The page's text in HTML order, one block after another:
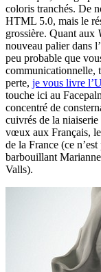
coloris tranchés. De
HTML 5.0, mais le
grossière. Quant aux
nouveau palier dans
peu probable que
communicationnelle,
perte, je vous livre
touche ici au
concentré de
cuivrés de la
vœux aux Français,
de la France (ce
barbouillant
Valls).